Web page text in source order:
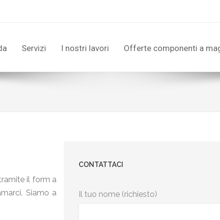
Servizi I nostri lavori Offerte componenti a
il form a
Siamo a
CONTATTACI
Il tuo nome (richiesto)